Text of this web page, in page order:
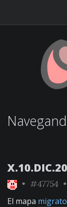
• #47754
El mapa